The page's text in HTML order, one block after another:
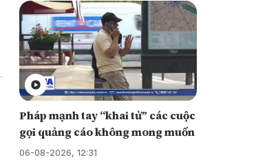
Pháp mạnh tay “khai tử” các cuộc
gọi quảng cáo không mong muốn
06-08-2026, 12:31